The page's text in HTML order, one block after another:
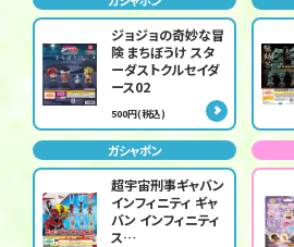
ジョジョの奇妙な冒
険 まちぼうけ スタ
ーダストクルセイダ
ース02
500円(税込)
ガシャポン
超宇宙刑事ギャバン
インフィニティ ギャ
バン インフィニティ
ス…